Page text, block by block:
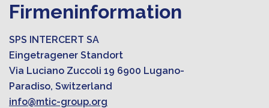
Firmeninformation
SPS INTERCERT SA
Eingetragener Standort
Via Luciano Zuccoli 19 6900 Lugano-
Paradiso, Switzerland
info@mtic-group.org